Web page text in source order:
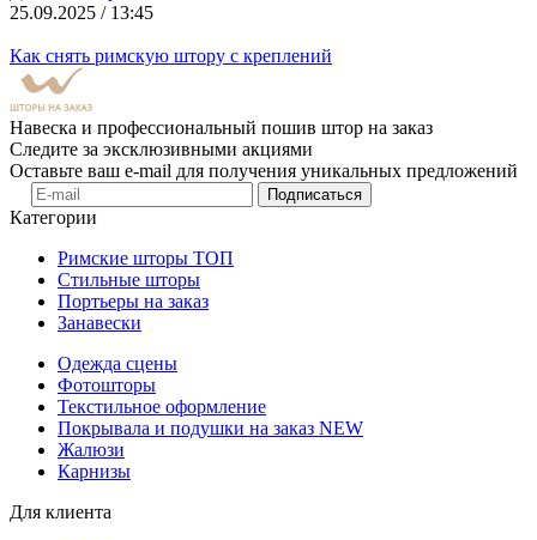
25.09.2025 / 13:45
Как снять римскую штору с креплений
Навеска и профессиональный пошив штор на заказ
Следите за эксклюзивными акциями
Оставьте ваш e-mail для получения уникальных предложений
Подписаться
Категории
Римские шторы ТОП
Стильные шторы
Портьеры на заказ
Занавески
Одежда сцены
Фотошторы
Текстильное оформление
Покрывала и подушки на заказ NEW
Жалюзи
Карнизы
Для клиента